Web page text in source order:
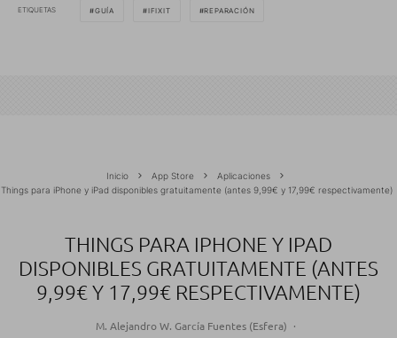
ETIQUETAS GUÍA IFIXIT REPARACIÓN
Inicio App Store
Aplicaciones
Things para iPhone y iPad disponibles gratuitamente (antes 9,99€ y 17,99€ respectivamente)
THINGS PARA IPHONE Y IPAD
DISPONIBLES GRATUITAMENTE (ANTES
9,99€ Y 17,99€ RESPECTIVAMENTE)
M. Alejandro W. García Fuentes (Esfera) ·